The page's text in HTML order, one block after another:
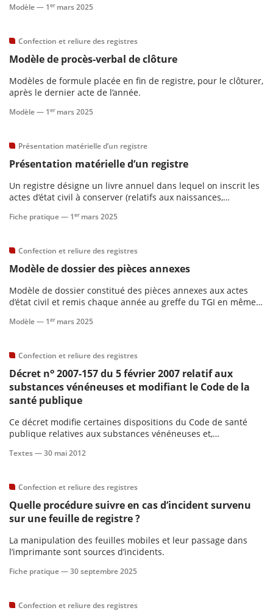
Modèle — 1er mars 2025
Confection et reliure des registres
Modèle de procès-verbal de clôture
Modèles de formule placée en fin de registre, pour le clôturer,
après le dernier acte de l’année.
Modèle — 1er mars 2025
Présentation matérielle d’un registre
Présentation matérielle d’un registre
Un registre désigne un livre annuel dans lequel on inscrit les
actes d’état civil à conserver (relatifs aux naissances,
est tenu en trois catégories.
Fiche pratique — 1er mars 2025
Confection et reliure des registres
Modèle de dossier des pièces annexes
Modèle de dossier constitué des pièces annexes aux actes
d’état civil et remis chaque année au greffe du TGI en même
Modèle — 1er mars 2025
Confection et reliure des registres
Décret no 2007-157 du 5 février 2007 relatif aux
substances vénéneuses et modifiant le Code de la
santé publique
Ce décret modifie certaines dispositions du Code de santé
publique relatives aux substances vénéneuses et,
Textes —30 mai 2012
Confection et reliure des registres
Quelle procédure suivre en cas d’incident survenu
sur une feuille de registre ?
La manipulation des feuilles mobiles et leur passage dans
l’imprimante sont sources d’incidents.
Fiche pratique —30 septembre 2025
Confection et reliure des registres